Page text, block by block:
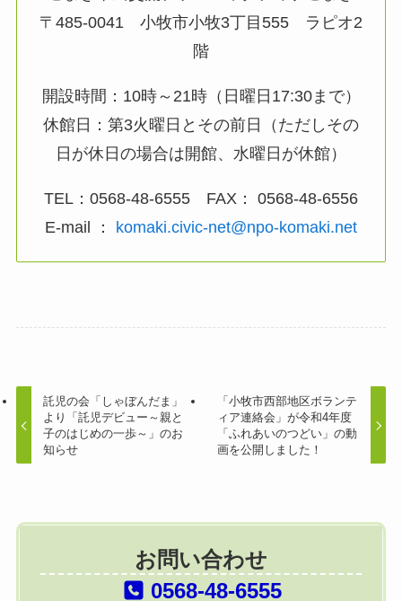
〒485-0041 小牧市小牧3丁目555 ラピオ2
階
開設時間：10時～21時（日曜日17:30まで）
休館日：第3火曜日とその前日（ただしその
日が休日の場合は開館、水曜日が休館）
TEL：0568-48-6555 FAX： 0568-48-6556
E-mail ： komaki.civic-net@npo-komaki.net
託児の会「しゃぼんだま」
より「託児デビュー～親と
子のはじめの一歩～」のお
知らせ
「小牧市西部地区ボランテ
ィア連絡会」が令和4年度
「ふれあいのつどい」の動
画を公開しました！
お問い合わせ
0568-48-6555